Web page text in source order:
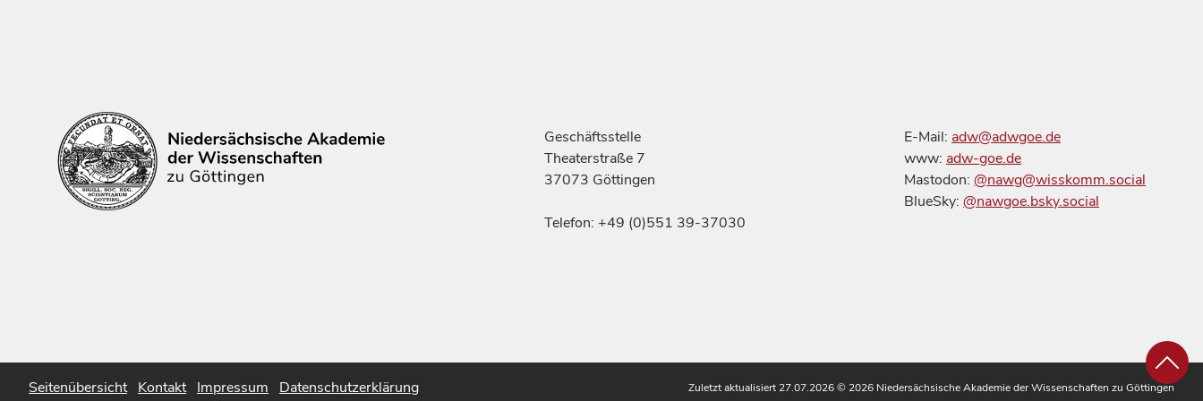
Geschäftsstelle
Theaterstraße 7
37073 Göttingen
Telefon: +49 (0)551 39-37030
E-Mail: adw@adwgoe.de
www: adw-goe.de
Mastodon: @nawg@wisskomm.social
BlueSky: @nawgoe.bsky.social
Seitenübersicht Kontakt Impressum Datenschutzerklärung Zuletzt aktualisiert 27.07.2026© 2026 Niedersächsische Akademie der Wissenschaften zu Göttingen